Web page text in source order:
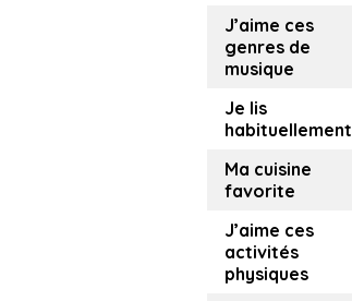
J’aime ces
genres de
musique
Je lis
habituellement
Ma cuisine
favorite
J’aime ces
activités
physiques